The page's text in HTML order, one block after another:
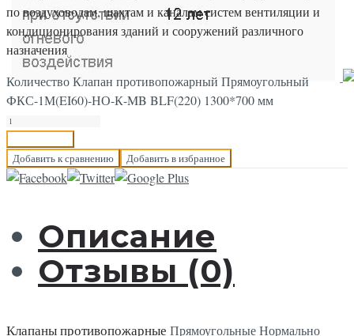
по воздуховодам, шахтам и каналам систем вентиляции и
кондиционирования зданий и сооружений различного
назначения
Количество Клапан противопожарный Прямоугольный
ФКС-1М(EI60)-НО-К-MB BLF(220) 1300*700 мм
Добавить к сравнению Добавить в избранное
Описание
Отзывы (0)
Клапаны противопожарные Прямоугольные Нормально